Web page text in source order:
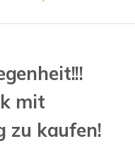
mit
zu kaufen!